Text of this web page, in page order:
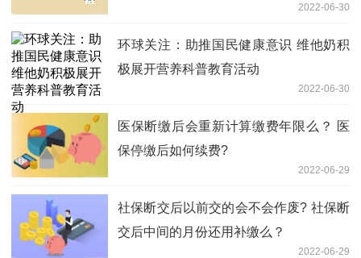
2022-06-30
环球关注：助推国民健康意识 维他奶积
极展开营养科普教育活动
2022-06-30
医保断缴后会重新计算缴费年限么？ 医
保停缴后如何续费?
2022-06-29
社保断交后以前交的会不会作废? 社保断
交后中间的月份还用补缴么？
2022-06-29